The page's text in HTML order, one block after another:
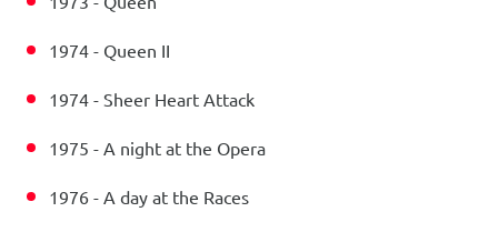
1974 - Queen II
1974 - Sheer Heart Attack
1975 - A night at the Opera
1976 - A day at the Races